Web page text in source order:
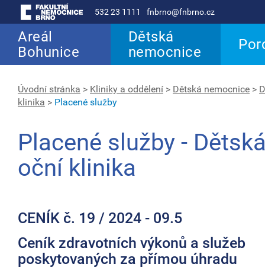
532 23 1111 fnbrno@fnbrno.cz
Areál
Bohunice
Dětská
nemocnice
Úvodní stránka > Kliniky a oddělení > Dětská nemocnice >
klinika > Placené služby
Placené služby -
oční klinika
CENÍK č. 19 / 2024 - 09.5
Ceník zdravotních výkonů a služeb
poskytovaných za přímou úhradu